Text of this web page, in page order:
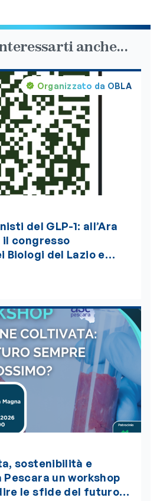
anche...
Organizzato da OBLA
del GLP-1: all’Ara
il congresso
Biologi del Lazio e
sostenibilità e
Pescara un workshop
le sfide del futuro